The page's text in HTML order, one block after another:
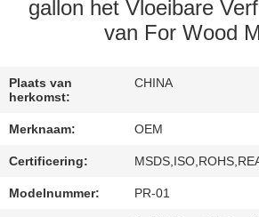
VERZOEK
OM
CITAAT
gallon het Vloeibare
van For Wood
Plaats van
herkomst:
CHINA
Merknaam: OEM
Certificering:
Modelnummer: PR-01